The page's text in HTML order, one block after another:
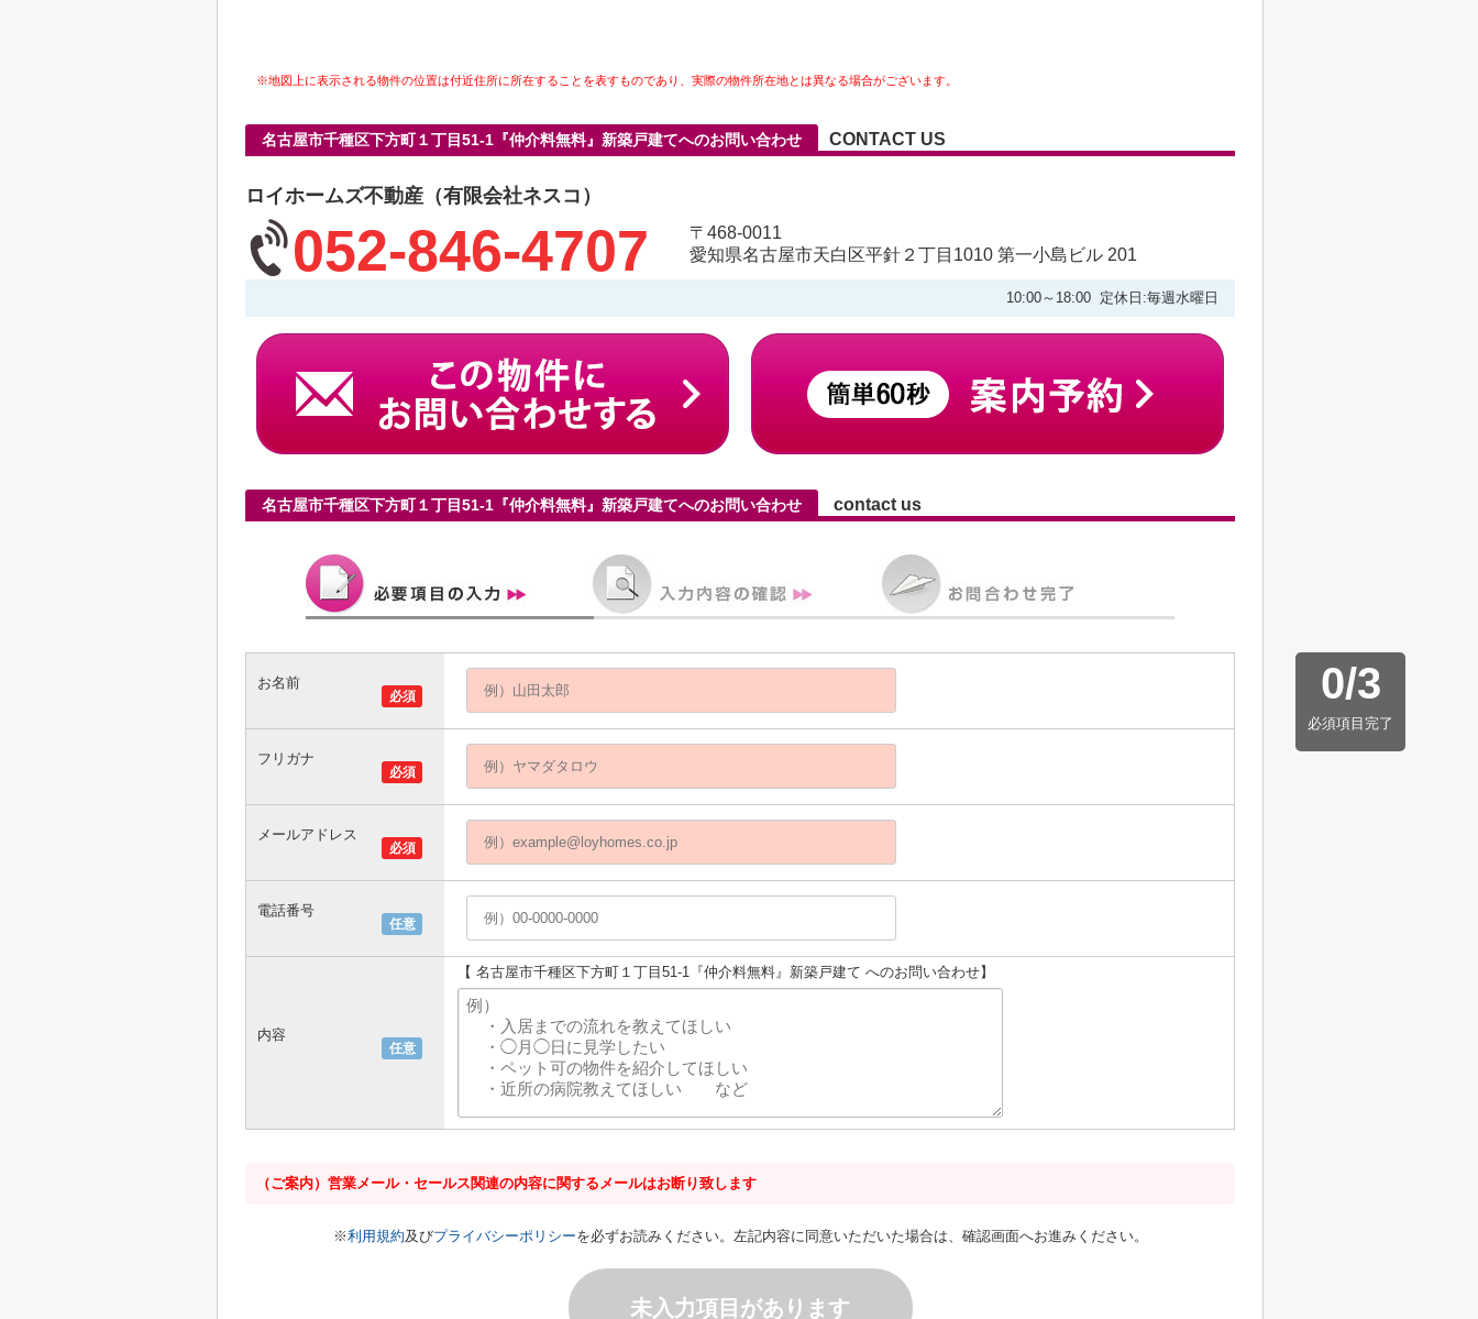
※地図上に表示される物件の位置は付近住所に所在することを表すものであり、実際の物件所在地とは異なる場合がございます。
名古屋市千種区下方町１丁目51-1『仲介料無料』新築戸建てへのお問い合わせ CONTACT US
ロイホームズ不動産（有限会社ネスコ）
052-846-4707
〒468-0011
愛知県名古屋市天白区平針２丁目1010 第一小島ビル 201
10:00～18:00 定休日:毎週水曜日
名古屋市千種区下方町１丁目51-1『仲介料無料』新築戸建てへのお問い合わせ contact us
0/3
必須項目完了
必須
お名前
必須
フリガナ
必須
メールアドレス
任意
電話番号
任意
内容
【 名古屋市千種区下方町１丁目51-1『仲介料無料』新築戸建て へのお問い合わせ】
（ご案内）営業メール・セールス関連の内容に関するメールはお断り致します
※利用規約及びプライバシーポリシーを必ずお読みください。左記内容に同意いただいた場合は、確認画面へお進みください。
未入力項目があります